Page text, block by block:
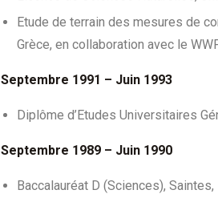
Etude de terrain des mesures de
Grèce, en collaboration avec le
Septembre 1991 – Juin 1993
Diplôme d’Etudes Universitaires
Septembre 1989 – Juin 1990
Baccalauréat D (Sciences), Saintes,